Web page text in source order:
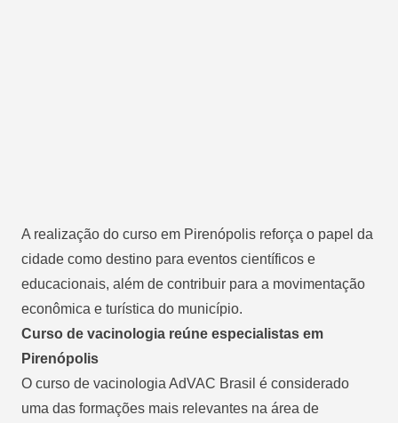
A realização do curso em Pirenópolis reforça o papel da
cidade como destino para eventos científicos e
educacionais, além de contribuir para a movimentação
econômica e turística do município.
Curso de vacinologia reúne especialistas em
Pirenópolis
O curso de vacinologia AdVAC Brasil é considerado
uma das formações mais relevantes na área de